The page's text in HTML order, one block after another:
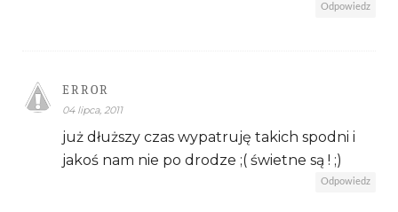
Odpowiedz
ERROR
04 lipca, 2011
już dłuższy czas wypatruję takich spodni i
jakoś nam nie po drodze ;( świetne są ! ;)
Odpowiedz